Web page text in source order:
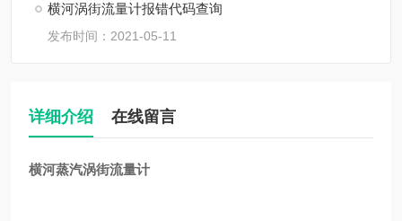
横河涡街流量计报错代码查询
发布时间：2021-05-11
详细介绍 在线留言
横河蒸汽涡街流量计